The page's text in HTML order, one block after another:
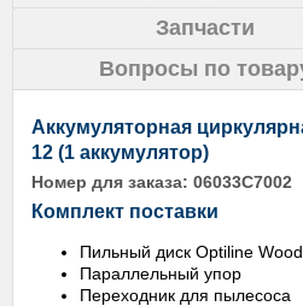
Запчасти
Вопросы по
Аккумуляторная
12 (1 аккумулятор)
Номер для заказа: 06033C7002
Комплект поставки
Пильный диск Optiline
Параллельный упор
Переходник для пылесоса